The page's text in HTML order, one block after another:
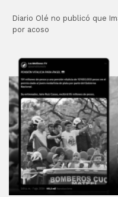
Diario Olé no publicó que
por acoso